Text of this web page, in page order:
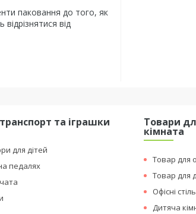
паковання до того, як
від
та іграшки
для дітей
педалях
Товари
кімната
Товар для
Товар для
Офісні
Дитяча